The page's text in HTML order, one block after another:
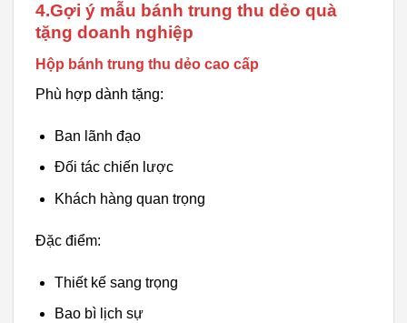
4.Gợi ý mẫu bánh trung thu dẻo quà
tặng doanh nghiệp
Hộp bánh trung thu dẻo cao cấp
Phù hợp dành tặng:
Ban lãnh đạo
Đối tác chiến lược
Khách hàng quan trọng
Đặc điểm:
Thiết kế sang trọng
Bao bì lịch sự